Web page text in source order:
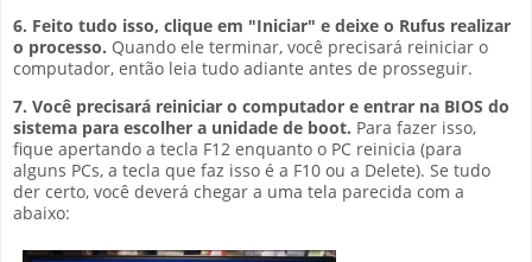
6. Feito tudo isso, clique em "Iniciar" e deixe o Rufus realizar
o processo. Quando ele terminar, você precisará reiniciar o
computador, então leia tudo adiante antes de prosseguir.
7. Você precisará reiniciar o computador e entrar na BIOS do
sistema para escolher a unidade de boot. Para fazer isso,
fique apertando a tecla F12 enquanto o PC reinicia (para
alguns PCs, a tecla que faz isso é a F10 ou a Delete). Se tudo
der certo, você deverá chegar a uma tela parecida com a
abaixo: